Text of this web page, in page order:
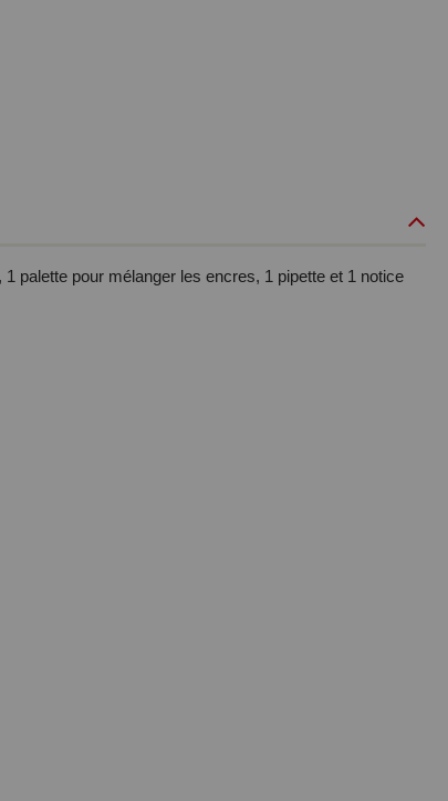
palette pour mélanger les encres, 1 pipette et 1 notice